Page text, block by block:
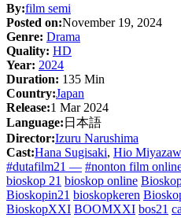
By:film semi
Posted on:November 19, 2024
Genre: Drama
Quality: HD
Year: 2024
Duration: 135 Min
Country:Japan
Release:1 Mar 2024
Language: 日本語
Director:Izuru Narushima
Cast:Hana Sugisaki, Hio
#dutafilm21 — #nonton film
bioskop 21 bioskop online
Bioskopin21 bioskopkeren
BioskopXXI BOOMXXI bos21